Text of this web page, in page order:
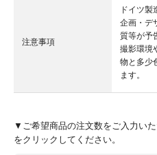
注意事項
ドイツ
企画・デ
質等が予
撮影環境
物と多少
ます。
▼ご希望商品の注文数をご入力い
をクリックしてください。